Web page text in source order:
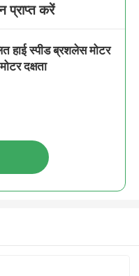
प्राप्त करें
हाई स्पीड ब्रशलेस मोटर
दक्षता